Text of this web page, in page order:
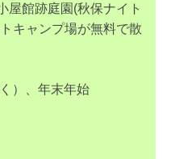
館跡庭園(秋保ナイト
キャンプ場が無料で散
）、年末年始